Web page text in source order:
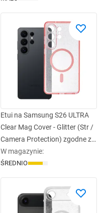
Etui na Samsung S26 ULTRA
Clear Mag Cover - Glitter (Str /
Camera Protection) zgodne z
MagSafe różówy glitter
W magazynie:
ŚREDNIO